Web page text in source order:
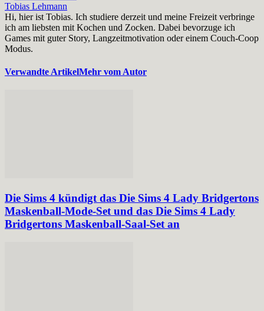
Tobias Lehmann
Hi, hier ist Tobias. Ich studiere derzeit und meine Freizeit verbringe
ich am liebsten mit Kochen und Zocken. Dabei bevorzuge ich
Games mit guter Story, Langzeitmotivation oder einem Couch-Coop
Modus.
Verwandte ArtikelMehr vom Autor
Die Sims 4 kündigt das Die Sims 4 Lady Bridgertons
Maskenball-Mode-Set und das Die Sims 4 Lady
Bridgertons Maskenball-Saal-Set an